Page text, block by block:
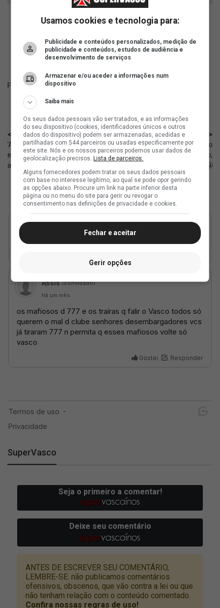
ad
Fonte:SuperVasco‎‎‎‎‎‎
< Anterior
'A derrubada da liminar é a
esperança do Vasco', diz
advogado
Próximo >
Sub-17: É hoje! Vasco enfrenta o
Vitória pelo Brasileiro;
informações 🤩
SuperVasco
Usamos cookies e tecnologia para:
Publicidade e conteúdos personalizados, medição de
publicidade e conteúdos, estudos de audiência e
desenvolvimento de serviços
Armazenar e/ou aceder a informações num
dispositivo
Saiba mais
Os seus dados pessoais vão ser tratados, e as informações
do seu dispositivo (cookies, identificadores únicos e outros
dados do dispositivo) podem ser armazenadas, acedidas e
partilhadas com 544 parceiros ou usadas especificamente por
este site. Nós e os nossos parceiros podemos usar dados de
geolocalização precisos. Lista de parceiros.
Alguns fornecedores podem tratar os seus dados pessoais
com base no interesse legítimo, ao qual se pode opor gerindo
as opções abaixo. Procure um link na parte inferior desta
página ou no menu do site para gerir ou revogar o
consentimento nas definições de privacidade e cookies.
Fechar e aceitar
Gerir opções